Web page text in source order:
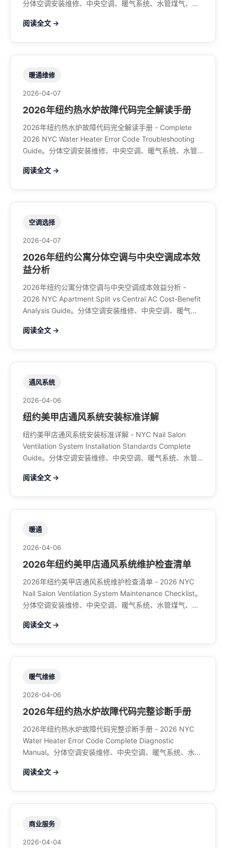
分体空调安装维修、中央空调、暖气系统、水管煤气、餐
阅读全文 →
暖通维修
2026-04-07
2026年纽约热水炉故障代码完全解读手册
2026年纽约热水炉故障代码完全解读手册 - Complete
2026 NYC Water Heater Error Code Troubleshooting
Guide。分体空调安装维修、中央空调、暖气系统、水管
阅读全文 →
空调选择
2026-04-07
2026年纽约公寓分体空调与中央空调成本效
益分析
2026年纽约公寓分体空调与中央空调成本效益分析 -
2026 NYC Apartment Split vs Central AC Cost-Benefit
Analysis Guide。分体空调安装维修、中央空调、暖气系
708-8979
阅读全文 →
通风系统
2026-04-06
纽约美甲店通风系统安装标准详解
纽约美甲店通风系统安装标准详解 - NYC Nail Salon
Ventilation System Installation Standards Complete
Guide。分体空调安装维修、中央空调、暖气系统、水管
阅读全文 →
暖通
2026-04-06
2026年纽约美甲店通风系统维护检查清单
2026年纽约美甲店通风系统维护检查清单 - 2026 NYC
Nail Salon Ventilation System Maintenance Checklist。
分体空调安装维修、中央空调、暖气系统、水管煤气、餐
阅读全文 →
暖气维修
2026-04-06
2026年纽约热水炉故障代码完整诊断手册
2026年纽约热水炉故障代码完整诊断手册 - 2026 NYC
Water Heater Error Code Complete Diagnostic
Manual。分体空调安装维修、中央空调、暖气系统、水管
阅读全文 →
商业服务
2026-04-04